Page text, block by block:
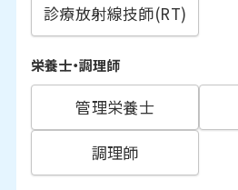
診療放射線技師(RT)
栄養士・調理師
管理栄養士
調理師